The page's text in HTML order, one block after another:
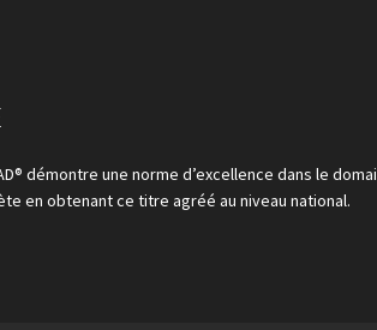
démontre une norme d’excellence dans le
en obtenant ce titre agréé au niveau national.